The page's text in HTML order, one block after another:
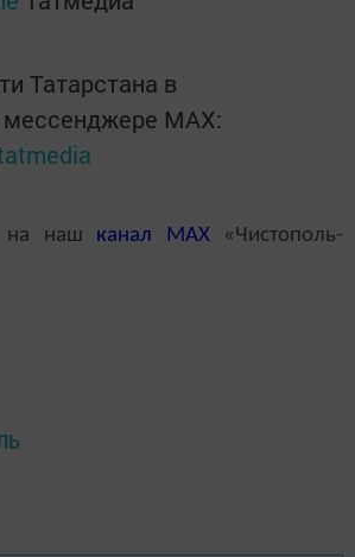
Татарстана в
MАХ:
на наш канал MAX«Чистополь-